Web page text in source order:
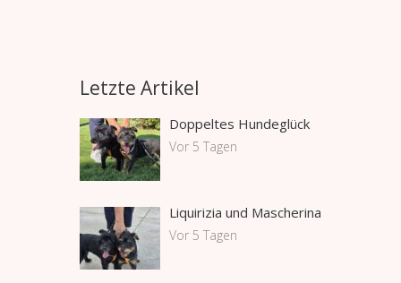
Letzte Artikel
Doppeltes Hundeglück
Vor 5 Tagen
Liquirizia und Mascherina
Vor 5 Tagen